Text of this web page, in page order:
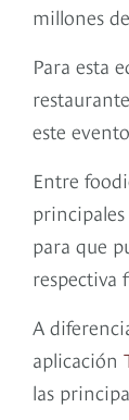
millones
Para esta
este
Entre
para que
respectiva
A
aplicación
las